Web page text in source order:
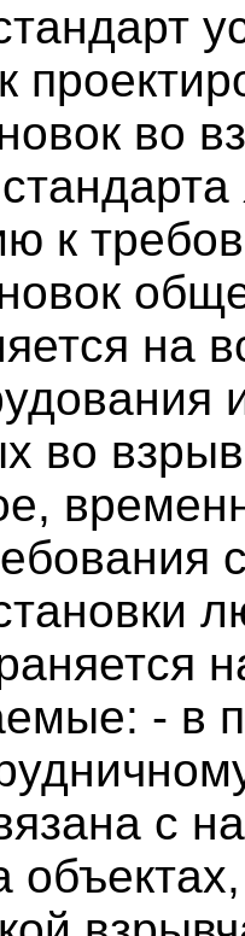
во
к
на
во
- в
с